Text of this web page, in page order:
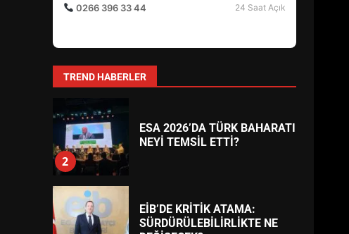
0266 396 33 44
24 Saat Açık
TREND HABERLER
1
HAREKETE GEÇİYOR: GÖZLER
2
ESA 2026’DA TÜRK BAHARATI
NEYİ TEMSİL ETTİ?
EİB’DE KRİTİK ATAMA:
SÜRDÜRÜLEBİLİRLİKTE NE